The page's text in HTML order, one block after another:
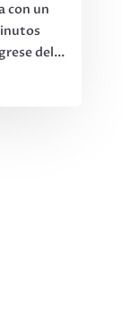
con un
del...